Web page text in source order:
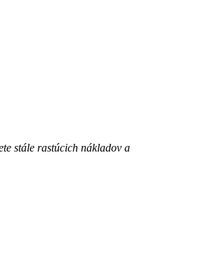
stále rastúcich nákladov a